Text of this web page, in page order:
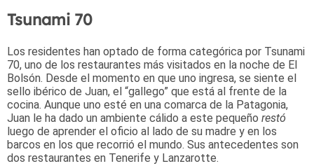
Tsunami 70
Los residentes han optado de forma categórica por Tsunami
70, uno de los restaurantes más visitados en la noche de El
Bolsón. Desde el momento en que uno ingresa, se siente el
sello ibérico de Juan, el “gallego” que está al frente de la
cocina. Aunque uno esté en una comarca de la Patagonia,
Juan le ha dado un ambiente cálido a este pequeño restó
luego de aprender el oficio al lado de su madre y en los
barcos en los que recorrió el mundo. Sus antecedentes son
dos restaurantes en Tenerife y Lanzarotte.